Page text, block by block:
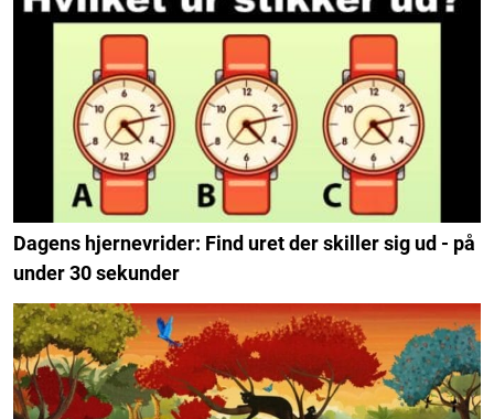
Dagens hjernevrider: Find uret der skiller sig ud - på
under 30 sekunder